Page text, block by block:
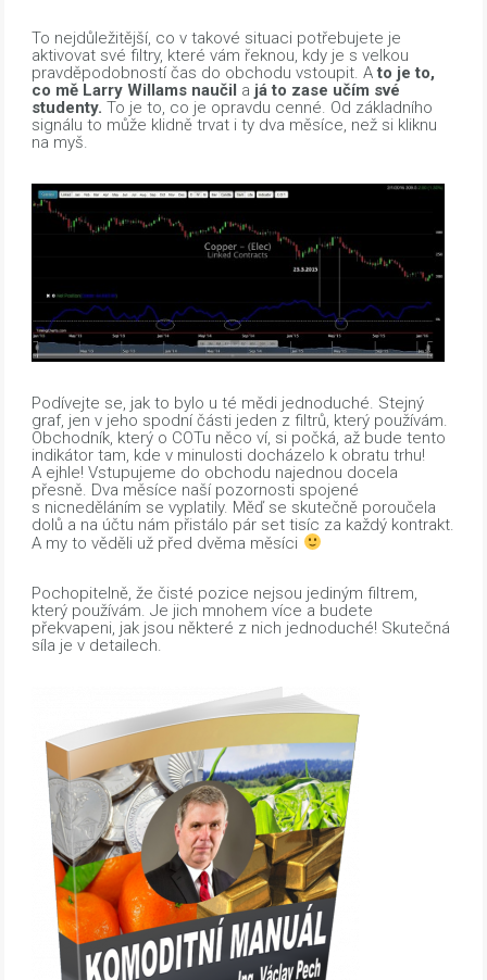
To nejdůležitější, co v takové situaci potřebujete je
aktivovat své filtry, které vám řeknou, kdy je s velkou
pravděpodobností čas do obchodu vstoupit. Ato je to,
co mě Larry Willams naučil a já to zase učím své
studenty. To je to, co je opravdu cenné. Od základního
signálu to může klidně trvat i ty dva měsíce, než si kliknu
na myš.
Podívejte se, jak to bylo u té mědi jednoduché. Stejný
graf, jen v jeho spodní části jeden z filtrů, který používám.
Obchodník, který o COTu něco ví, si počká, až bude tento
indikátor tam, kde v minulosti docházelo k obratu trhu!
A ejhle! Vstupujeme do obchodu najednou docela
přesně. Dva měsíce naší pozornosti spojené
s nicneděláním se vyplatily. Měď se skutečně poroučela
dolů a na účtu nám přistálo pár set tisíc za každý kontrakt.
A my to věděli už před dvěma měsíci
Pochopitelně, že čisté pozice nejsou jediným filtrem,
který používám. Je jich mnohem více a budete
překvapeni, jak jsou některé z nich jednoduché! Skutečná
síla je v detailech.